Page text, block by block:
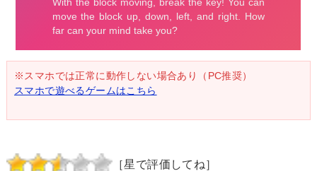
※スマホでは正常に動作しない場合あり（PC推奨）
スマホで遊べるゲームはこちら
［星で評価してね］